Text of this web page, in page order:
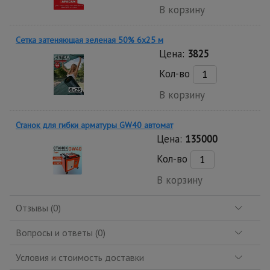
В корзину
Сетка затеняющая зеленая 50% 6х25 м
Цена: 3825
Кол-во
В корзину
Станок для гибки арматуры GW40 автомат
Цена: 135000
Кол-во
В корзину
Отзывы (0)
Вопросы и ответы (0)
Условия и стоимость доставки